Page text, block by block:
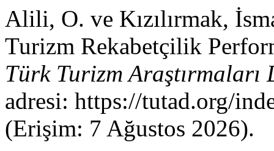
Alili, O. ve Kızılırmak,
Turizm Rekabetçilik
Türk Turizm Araştırmaları
adresi: https://tutad.org/
(Erişim: 7 Ağustos 2026).